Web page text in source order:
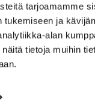
tarjoamamme
tukemiseen ja
alan
tietoja muihin
555